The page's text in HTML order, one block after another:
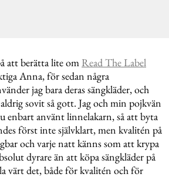
att berätta lite omRead The Label
Anna, för sedan några
jag bara deras sängkläder, och
sovit så gott. Jag och min pojkvän
enbart använt linnelakarn, så att byta
först inte självklart, men kvalitén på
och varje natt känns som att krypa
dyrare än att köpa sängkläder på
värt det, både för kvalitén och för